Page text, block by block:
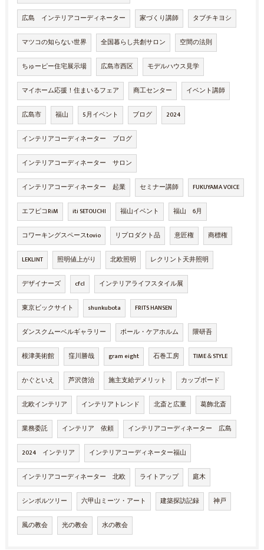
広島 インテリアコーディネーター 家づくり講師 タブチキヨシ
マツコの知らない世界 全国暮らし共創サロン 空間の法則
ちゅーピー住宅展示場 広島市西区 モデルハウス見学
マイホーム応援！住まいるフェア 商工センター イベント講師
広島市 福山 5月イベント ブログ 2024
インテリアコーディネーター ブログ
インテリアコーディネーター サロン
インテリアコーディネーター 起業 セミナー講師 FUKUYAMA VOICE
エフピコRiM iti SETOUCHI 福山イベント 福山 6月
コワーキングスペースtovio リプロダクト品 意匠権 商標権
LEKLINT 照明値上がり 北欧照明 レクリント天井照明
デザイナーズ cfcl インテリアライフスタイル展
東京ビックサイト shunkubota FRITS HANSEN
ダンスクムーベルギャラリー ポール・ケアホルム 隈研吾
根津美術館 窪川勝哉 gram eight 石巻工房 TIME＆STYLE
かぐといえ 芦沢啓治 施主支給デメリット カップボード
北欧インテリア インテリアトレンド 北斎と広重 葛飾北斎
業務委託 インテリア 依頼 インテリアコーディネーター 広島
2024 インテリア インテリアコーディネーター福山
インテリアコーディネーター 北欧 ライトアップ 庭木
シンボルツリー 六甲山ミーツ・アート 建築探訪記録 神戸
風の教会 光の教会 水の教会